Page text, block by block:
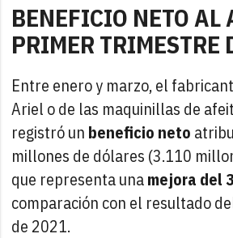
BENEFICIO NETO AL
PRIMER TRIMESTRE
Entre enero y marzo, el
Ariel o de las maquinillas de
registró un beneficio neto
millones de dólares (3.110
que representa unamejora del
comparación con el resultado
de 2021.